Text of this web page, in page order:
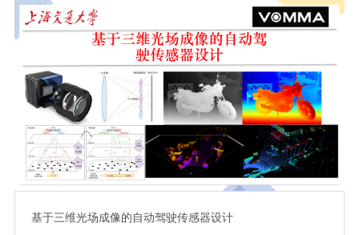
基于三维光场成像的自动驾驶传感器设计